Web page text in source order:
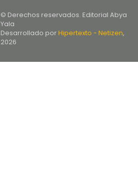
© Derechos reservados. Editorial Abya
Yala
Desarrollado porHipertexto - Netizen,
2026